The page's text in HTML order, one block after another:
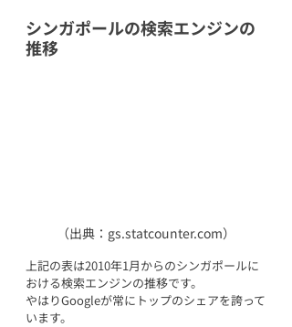
シンガポールの検索エンジンの
推移
（出典：gs.statcounter.com）
上記の表は2010年1月からのシンガポールに
おける検索エンジンの推移です。
やはりGoogleが常にトップのシェアを誇って
います。